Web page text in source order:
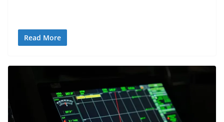
Read More